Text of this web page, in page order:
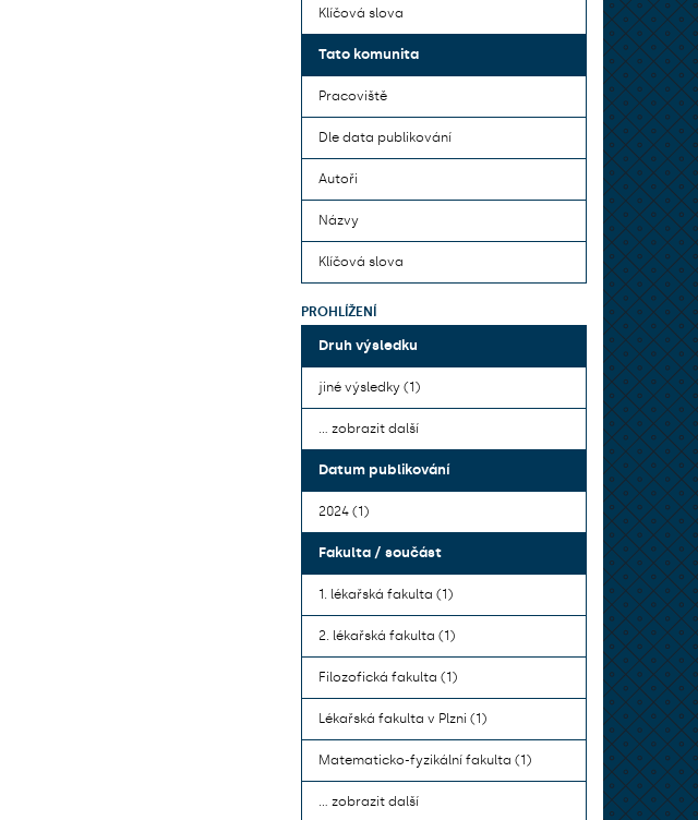
Klíčová slova
Tato komunita
Pracoviště
Dle data publikování
Autoři
Názvy
Klíčová slova
PROHLÍŽENÍ
Druh výsledku
jiné výsledky (1)
... zobrazit další
Datum publikování
2024 (1)
Fakulta / součást
1. lékařská fakulta (1)
2. lékařská fakulta (1)
Filozofická fakulta (1)
Lékařská fakulta v Plzni (1)
Matematicko-fyzikální fakulta (1)
... zobrazit další